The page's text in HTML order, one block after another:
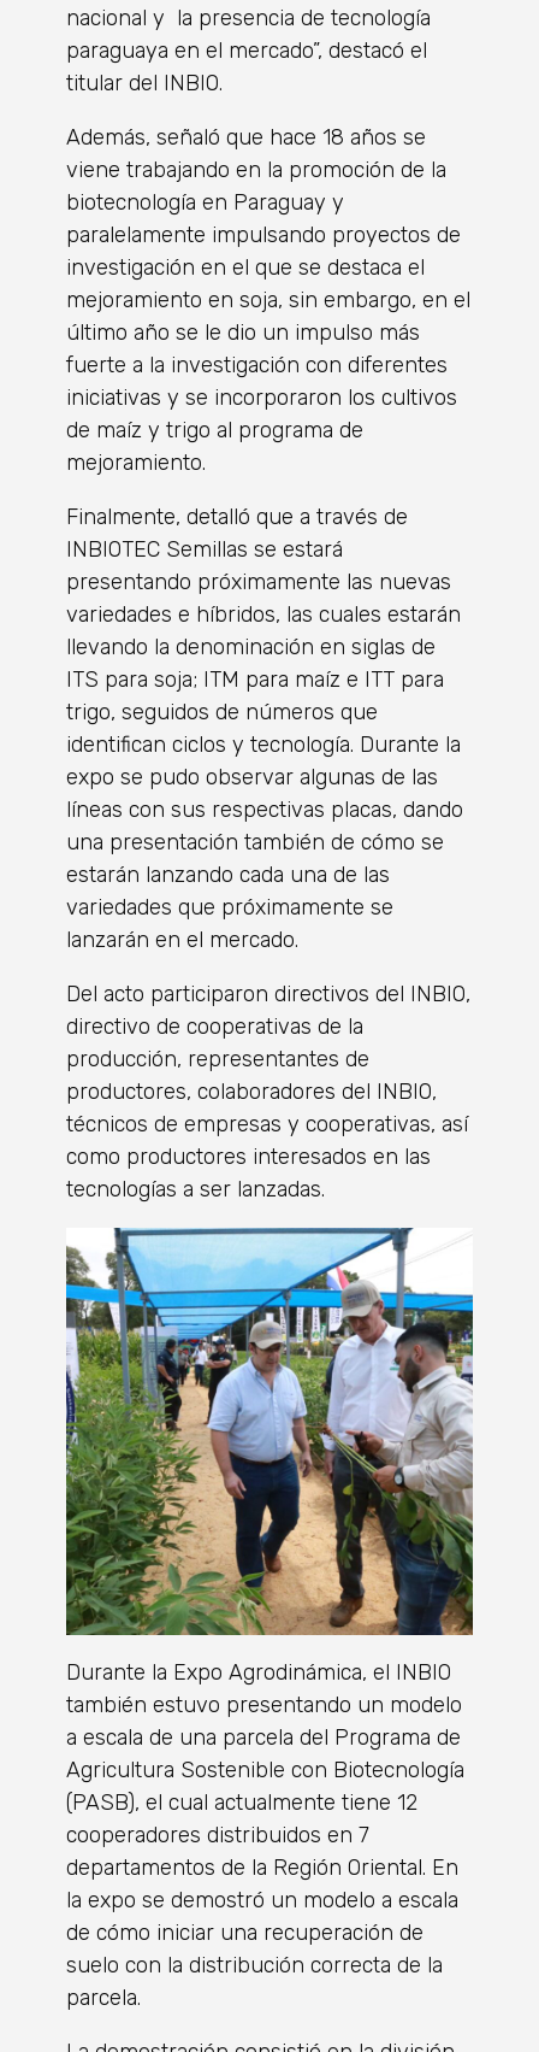
nacional y la presencia de tecnología
paraguaya en el mercado”, destacó el
titular del INBIO.
Además, señaló que hace 18 años se
viene trabajando en la promoción de la
biotecnología en Paraguay y
paralelamente impulsando proyectos de
investigación en el que se destaca el
mejoramiento en soja, sin embargo, en el
último año se le dio un impulso más
fuerte a la investigación con diferentes
iniciativas y se incorporaron los cultivos
de maíz y trigo al programa de
mejoramiento.
Finalmente, detalló que a través de
INBIOTEC Semillas se estará
presentando próximamente las nuevas
variedades e híbridos, las cuales estarán
llevando la denominación en siglas de
ITS para soja; ITM para maíz e ITT para
trigo, seguidos de números que
identifican ciclos y tecnología. Durante la
expo se pudo observar algunas de las
líneas con sus respectivas placas, dando
una presentación también de cómo se
estarán lanzando cada una de las
variedades que próximamente se
lanzarán en el mercado.
Del acto participaron directivos del INBIO,
directivo de cooperativas de la
producción, representantes de
productores, colaboradores del INBIO,
técnicos de empresas y cooperativas, así
como productores interesados en las
tecnologías a ser lanzadas.
Durante la Expo Agrodinámica, el INBIO
también estuvo presentando un modelo
a escala de una parcela del Programa de
Agricultura Sostenible con Biotecnología
(PASB), el cual actualmente tiene 12
cooperadores distribuidos en 7
departamentos de la Región Oriental. En
la expo se demostró un modelo a escala
de cómo iniciar una recuperación de
suelo con la distribución correcta de la
parcela.